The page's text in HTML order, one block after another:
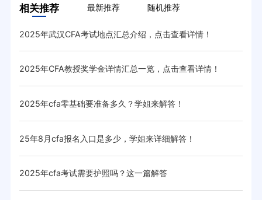
相关推荐 最新推荐 随机推荐
2025年武汉CFA考试地点汇总介绍，点击查看详情！
2025年CFA教授奖学金详情汇总一览，点击查看详情！
2025年cfa零基础要准备多久？学姐来解答！
25年8月cfa报名入口是多少，学姐来详细解答！
2025年cfa考试需要护照吗？这一篇解答